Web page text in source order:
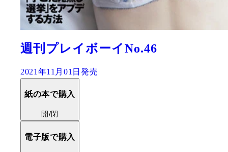
週刊プレイボーイNo.46
2021年11月01日発売
紙の本で購入
開/閉
電子版で購入